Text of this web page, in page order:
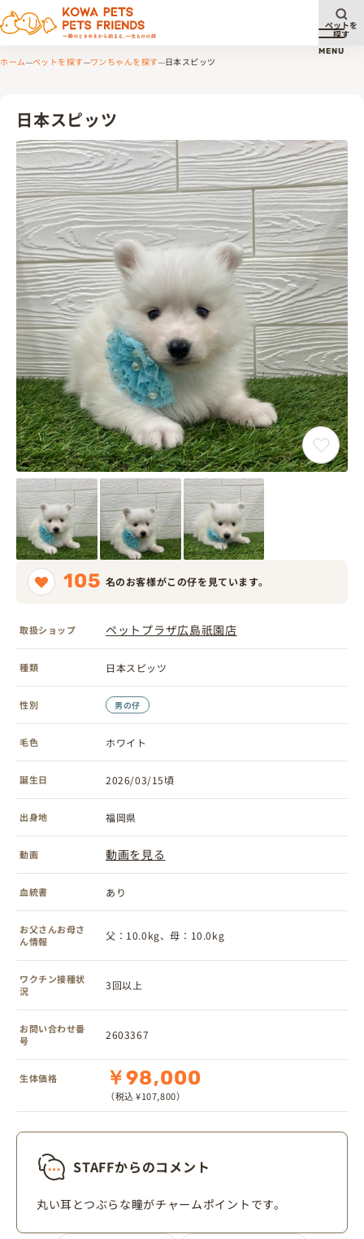
メニ
MENU
ペットを
探す
ホーム ペットを探す ワンちゃんを探す 日本スピッツ
日本スピッツ
105 名のお客様がこの仔を見ています。
取扱ショップ ペットプラザ広島祇園店
種類 日本スピッツ
性別 男の仔
毛色 ホワイト
誕生日 2026/03/15頃
出身地 福岡県
動画 動画を見る
血統書 あり
お父さんお母さ
ん情報
父：10.0kg、母：10.0kg
ワクチン接種状
況
3回以上
お問い合わせ番
号
2603367
生体価格 ￥98,000
（税込 ¥107,800）
STAFFからのコメント
丸い耳とつぶらな瞳がチャームポイントです。